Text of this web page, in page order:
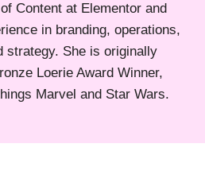
Content at Elementor and
in branding, operations,
strategy. She is originally
Loerie Award Winner,
Marvel and Star Wars.